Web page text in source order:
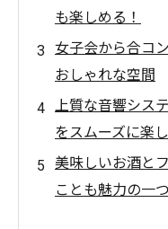
も楽しめる！
女子会から合コ
おしゃれな空間
上質な音響シス
をスムーズに楽
美味しいお酒と
ことも魅力の一つ